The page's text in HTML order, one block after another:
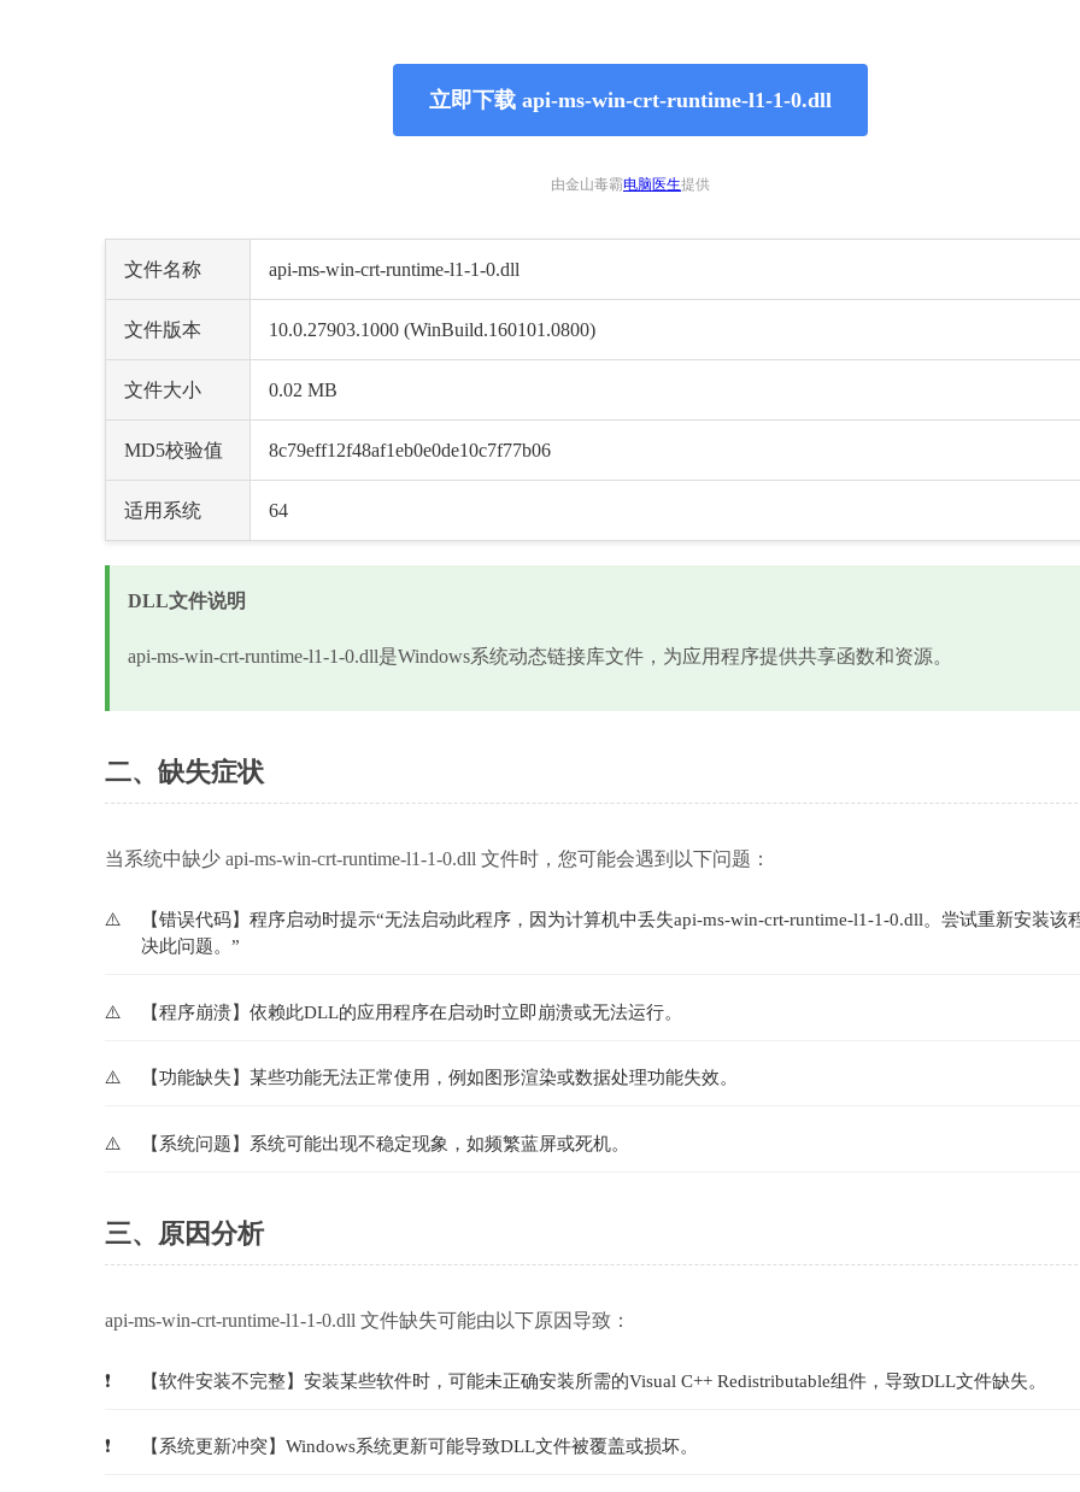
立即下载 api-ms-win-crt-runtime-l1-1-0.dll
由金山毒霸电脑医生提供
文件名称 api-ms-win-crt-runtime-l1-1-0.dll
文件版本 10.0.27903.1000 (WinBuild.160101.0800)
文件大小 0.02 MB
MD5校验值 8c79eff12f48af1eb0e0de10c7f77b06
适用系统 64
DLL文件说明
api-ms-win-crt-runtime-l1-1-0.dll是Windows系统动态链接库文件，为应用程序提供共享函数和资源。
二、缺失症状
当系统中缺少 api-ms-win-crt-runtime-l1-1-0.dll 文件时，您可能会遇到以下问题：
【错误代码】程序启动时提示“无法启动此程序，因为计算机中丢失api-ms-win-crt-runtime-l1-1-0.dll。尝试重新安装该
决此问题。”
【程序崩溃】依赖此DLL的应用程序在启动时立即崩溃或无法运行。
【功能缺失】某些功能无法正常使用，例如图形渲染或数据处理功能失效。
【系统问题】系统可能出现不稳定现象，如频繁蓝屏或死机。
三、原因分析
api-ms-win-crt-runtime-l1-1-0.dll 文件缺失可能由以下原因导致：
【软件安装不完整】安装某些软件时，可能未正确安装所需的Visual C++ Redistributable组件，导致DLL文件缺失。
【系统更新冲突】Windows系统更新可能导致DLL文件被覆盖或损坏。